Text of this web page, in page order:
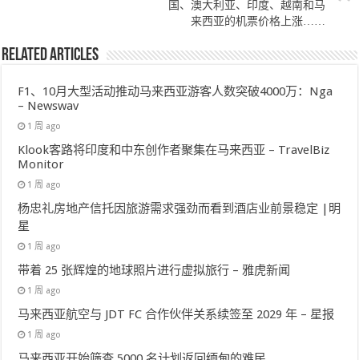
国、澳大利亚、印度、越南和马
来西亚的机票价格上涨……
Related Articles
F1、10月大型活动推动马来西亚游客人数突破4000万：Nga
– Newswav
1 周 ago
Klook客路将印度和中东创作者聚集在马来西亚 – TravelBiz
Monitor
1 周 ago
杨忠礼房地产信托因旅游需求强劲而看到酒店业前景稳定 |明
星
1 周 ago
带着 25 张辉煌的地球照片进行虚拟旅行 – 雅虎新闻
1 周 ago
马来西亚航空与 JDT FC 合作伙伴关系续签至 2029 年 – 星报
1 周 ago